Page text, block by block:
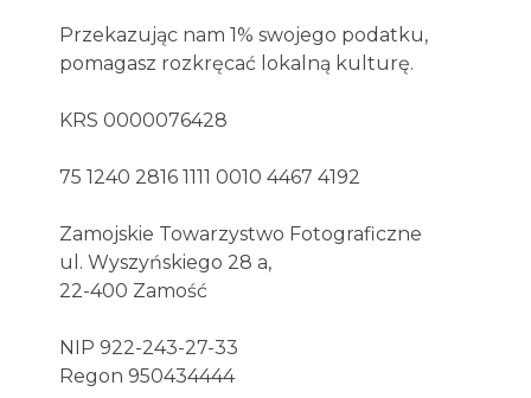
Przekazując nam 1% swojego podatku,
pomagasz rozkręcać lokalną kulturę.
KRS 0000076428
75 1240 2816 1111 0010 4467 4192
Zamojskie Towarzystwo Fotograficzne
ul. Wyszyńskiego 28 a,
22-400 Zamość
NIP 922-243-27-33
Regon 950434444